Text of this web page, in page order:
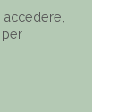
accedere,
per